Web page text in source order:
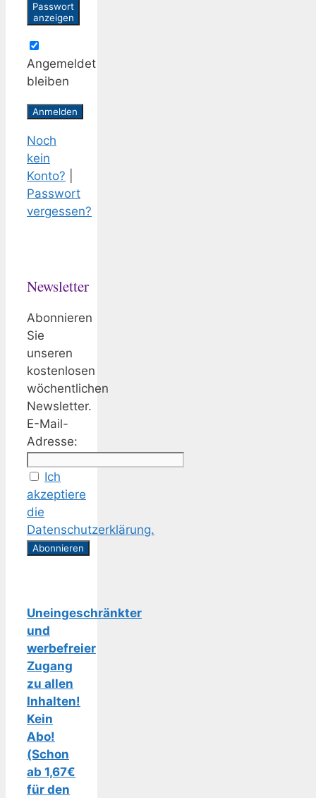
Passwort
anzeigen
Angemeldet
bleiben
Noch
kein
Konto?
Passwort
vergessen?
Newsletter
Abonnieren
Sie
unseren
kostenlosen
wöchentlichen
Newsletter.
E-Mail-
Adresse:
Ich
akzeptiere
die
Datenschutzerklärung.
Uneingeschränkter
und
werbefreier
Zugang
zu allen
Inhalten!
Kein
Abo!
(Schon
ab 1,67€
für den